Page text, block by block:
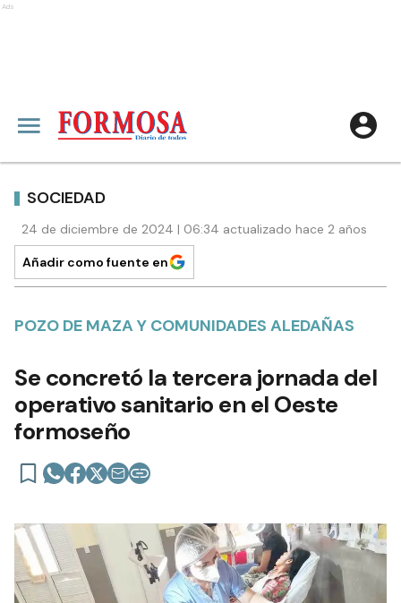
Ads
SOCIEDAD
24 de diciembre de 2024 | 06:34 actualizado hace 2 años
Añadir como fuente en
POZO DE MAZA Y COMUNIDADES ALEDAÑAS
Se concretó la tercera jornada del
operativo sanitario en el Oeste
formoseño